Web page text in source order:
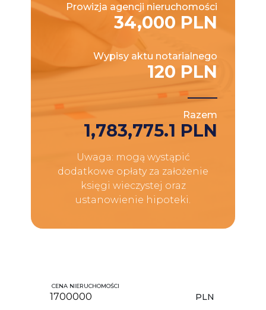
Prowizja agencji nieruchomości
34,000 PLN
Wypisy aktu notarialnego
120 PLN
Razem
1,783,775.1 PLN
Uwaga: mogą wystąpić
dodatkowe opłaty za założenie
księgi wieczystej oraz
ustanowienie hipoteki.
CENA NIERUCHOMOŚCI
PLN